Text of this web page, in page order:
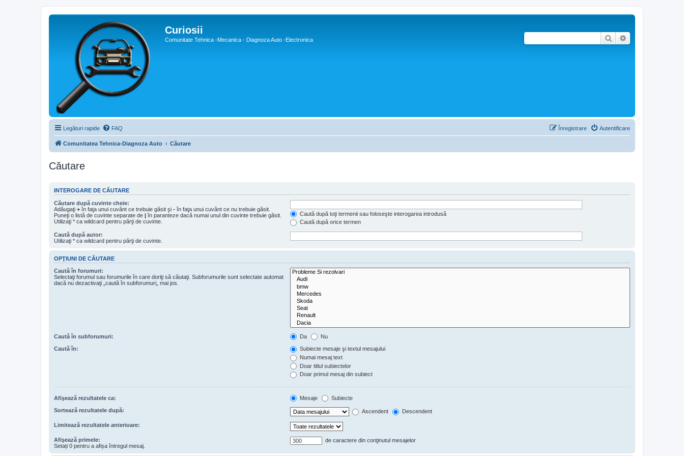
Curiosii
Comunitate Tehnica -Mecanica - Diagnoza Auto -Electronica Căutare
Legături rapide FAQ Autentificare
Înregistrare
Comunitatea Tehnica-Diagnoza Auto Căutare
Căutare
INTEROGARE DE CĂUTARE
Căutare după cuvinte cheie:
Adăugaţi + în faţa unui cuvânt ce trebuie găsit şi - în faţa unui cuvânt ce nu trebuie găsit.
Puneţi o listă de cuvinte separate de | în paranteze dacă numai unul din cuvinte trebuie găsit.
Utilizaţi * ca wildcard pentru părţi de cuvinte.
Caută după toţi termenii sau foloseşte interogarea introdusă
Caută după orice termen
Caută după autor:
Utilizaţi * ca wildcard pentru părţi de cuvinte.
OPŢIUNI DE CĂUTARE
Caută în forumuri:
Selectaţi forumul sau forumurile în care doriţi să căutaţi. Subforumurile sunt selectate automat
dacă nu dezactivaţi „caută în subforumuri„ mai jos.
Caută în subforumuri: Da Nu
Caută în:
Subiecte mesaje şi textul mesajului
Numai mesaj text
Doar titlul subiectelor
Doar primul mesaj din subiect
Afişează rezultatele ca: Mesaje Subiecte
Sortează rezultatele după: Ascendent Descendent
Limitează rezultatele anterioare:
Afişează primele:
Setați 0 pentru a afișa întregul mesaj.
de caractere din conţinutul mesajelor